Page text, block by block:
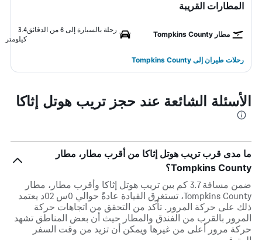
المطارات القريبة
مطار Tompkins County
رحلة بالسيارة إلى 6 من الدقائق
3.4
كيلومتر
رحلات طيران إلى Tompkins County
الأسئلة الشائعة عند حجز تريب هوتل إثاكا
ما مدى قرب تريب هوتل إثاكا من أقرب مطار، مطار
Tompkins County؟
ضمن مسافة 3.7 كم بين تريب هوتل إثاكا وأقرب مطار، مطار
Tompkins County، تستغرق القيادة عادةً حوالي 0س 02د يعتمد
ذلك على حركة المرور. تأكد من التحقق من اتجاهات حركة
المرور بالقرب من الفندق والمطار حيث أن بعض المناطق تشهد
حركة مرور أعلى من غيرها ويمكن أن تزيد من وقت السفر